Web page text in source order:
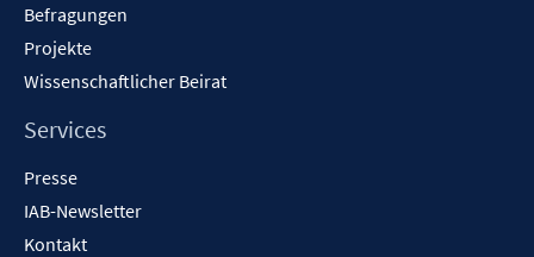
Befragungen
Projekte
Wissenschaftlicher Beirat
Services
Presse
IAB-Newsletter
Kontakt